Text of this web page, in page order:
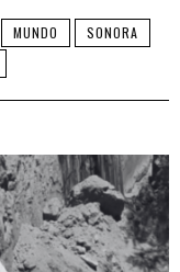
MUNDO
SONORA